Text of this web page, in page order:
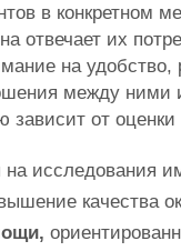
в конкретном
отвечает их
на удобство,
между ними
от оценки
исследования
качества